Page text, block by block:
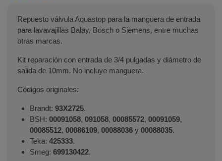
Repuesto válvula Aquastop para la manguera de entrada
para lavavajillas Balay, Bosch o Siemens, entre muchas
otras marcas.
Kit reparación con entrada de 3/4 pulgadas y diámetro de
salida de 10mm. No incluye manguera.
Códigos originales:
Brandt: 93X2725.
BSH: 00091058, 091058, 00085572, 00091059,
00085512, 00086109, 00088036 y 00088035.
Teka: 425333.
Smeg: 699130422.